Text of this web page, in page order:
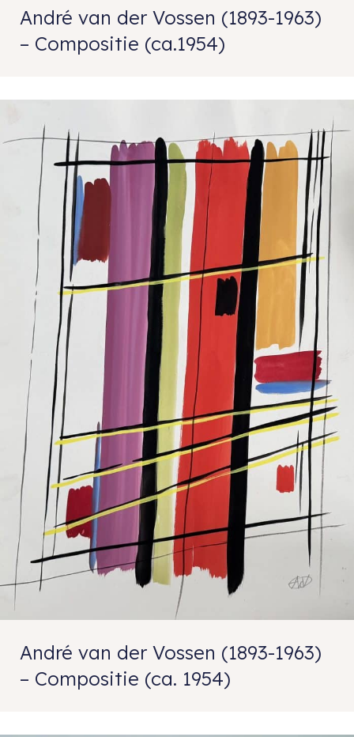
André van der Vossen (1893-1963)
– Compositie (ca.1954)
André van der Vossen (1893-1963)
– Compositie (ca. 1954)